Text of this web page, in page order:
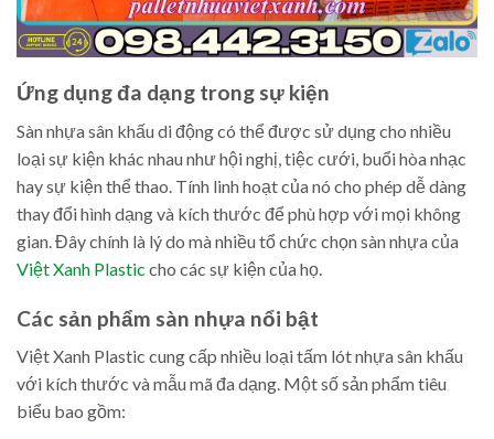
Ứng dụng đa dạng trong sự kiện
Sàn nhựa sân khấu di động có thể được sử dụng cho nhiều
loại sự kiện khác nhau như hội nghị, tiệc cưới, buổi hòa nhạc
hay sự kiện thể thao. Tính linh hoạt của nó cho phép dễ dàng
thay đổi hình dạng và kích thước để phù hợp với mọi không
gian. Đây chính là lý do mà nhiều tổ chức chọn sàn nhựa của
Việt Xanh Plastic cho các sự kiện của họ.
Các sản phẩm sàn nhựa nổi bật
Việt Xanh Plastic cung cấp nhiều loại tấm lót nhựa sân khấu
với kích thước và mẫu mã đa dạng. Một số sản phẩm tiêu
biểu bao gồm: